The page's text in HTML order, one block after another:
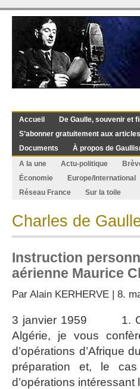
Accueil De Gaulle, souvenir et
S’abonner gratuitement aux
Documents
À propos de
A la une
Actu-politique
Économie
Europe/International
Réseau France
Sur la toile
Charles de
Instruction
aérienne Maurice
Par Alain KERHERVE | 8.
3 janvier 1959 1.
Algérie, je vous
d’opérations d’Afrique
préparation et, le
d’opérations